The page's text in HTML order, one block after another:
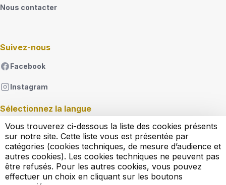
Nous contacter
Suivez-nous
Facebook
Instagram
Sélectionnez la langue
French
Lister les actions supplémentaires
Règlement d'exploitation
Conditions générales de vente
Vous trouverez ci-dessous la liste des cookies présents
sur notre site. Cette liste vous est présentée par
catégories (cookies techniques, de mesure d’audience et
autres cookies). Les cookies techniques ne peuvent pas
être refusés. Pour les autres cookies, vous pouvez
effectuer un choix en cliquant sur les boutons